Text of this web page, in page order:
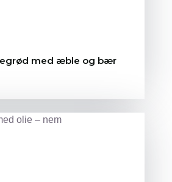
med æble og bær